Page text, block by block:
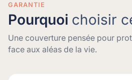
GARANTIE
Pourquoi choisir
Une couverture pensée pour
face aux aléas de la vie.